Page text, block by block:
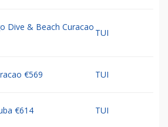
Dive & Beach Curacao
TUI
€569 TUI
€614 TUI